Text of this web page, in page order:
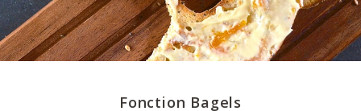
Fonction Bagels